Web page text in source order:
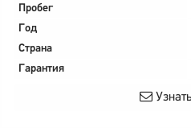
Пробег
Год
Страна
Гарантия